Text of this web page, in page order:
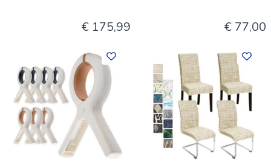
€ 175,99 € 77,00